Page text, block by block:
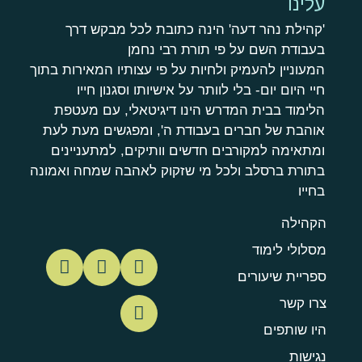
'קהילת נהר דעה' הינה כתובת לכל מבקש דרך
בעבודת השם על פי תורת רבי נחמן
המעוניין להעמיק ולחיות על פי עצותיו המאירות בתוך
חיי היום יום- בלי לוותר על אישיותו וסגנון חייו
הלימוד בבית המדרש הינו דיגיטאלי, עם מעטפת
אוהבת של חברים בעבודת ה', ומפגשים מעת לעת
ומתאימה למקורבים חדשים וותיקים, למתעניינים
בתורת ברסלב ולכל מי שזקוק לאהבה שמחה ואמונה
בחייו
הקהילה
מסלולי לימוד
ספריית שיעורים
צרו קשר
היו שותפים
נגישות